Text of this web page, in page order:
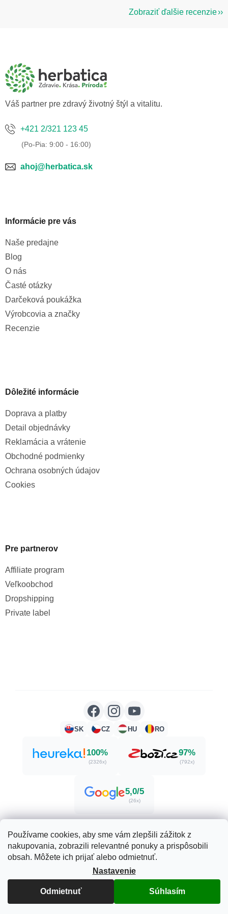
Používame cookies, aby sme vám zlepšili zážitok z
nakupovania, zobrazili relevantné ponuky a prispôsobili
obsah. Môžete ich prijať alebo odmietnuť.
Nastavenie
Odmietnuť Súhlasím
Zobraziť ďalšie recenzie
Váš partner pre zdravý životný štýl a vitalitu.
+421 2/321 123 45
ahoj@herbatica.sk
Informácie pre vás
Naše predajne
Blog
O nás
Časté otázky
Darčeková poukážka
Výrobcovia a značky
Recenzie
Dôležité informácie
Doprava a platby
Detail objednávky
Reklamácia a vrátenie
Obchodné podmienky
Ochrana osobných údajov
Cookies
Pre partnerov
Affiliate program
Veľkoobchod
Dropshipping
Private label
SK CZ HU RO
100%
(2326x)
97%
(792x)
5,0/5
(26x)
Vytvoril Shoptet
Copyright 2026Herbatica.sk. Všetky práva vyhradené.
Upraviť nastavenie cookies